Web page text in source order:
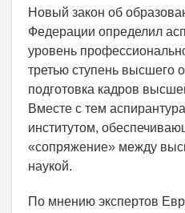
Новый закон об
Федерации определил
уровень
третью ступень высшего
подготовка кадров
Вместе с тем
институтом,
«сопряжение» между
наукой.
По мнению экспертов